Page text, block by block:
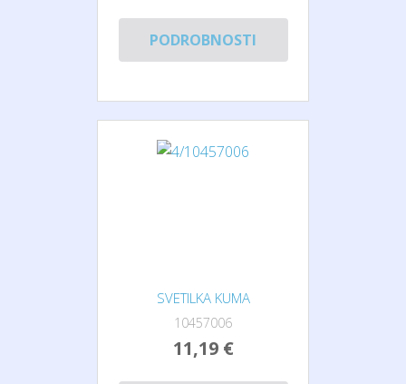
PODROBNOSTI
SVETILKA KUMA
10457006
11,19 €